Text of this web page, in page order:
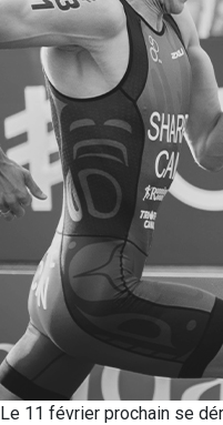
Le 11 février prochain se